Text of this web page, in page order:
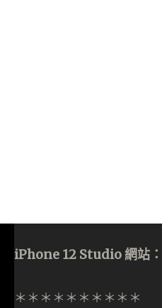
iPhone 12 Studio 網站：
＊＊＊＊＊＊＊＊＊＊